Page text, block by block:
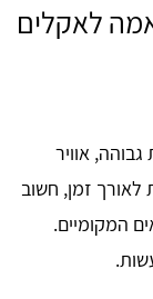
לאקלים
אוויר
לאורך זמן, חשוב
המקומיים.